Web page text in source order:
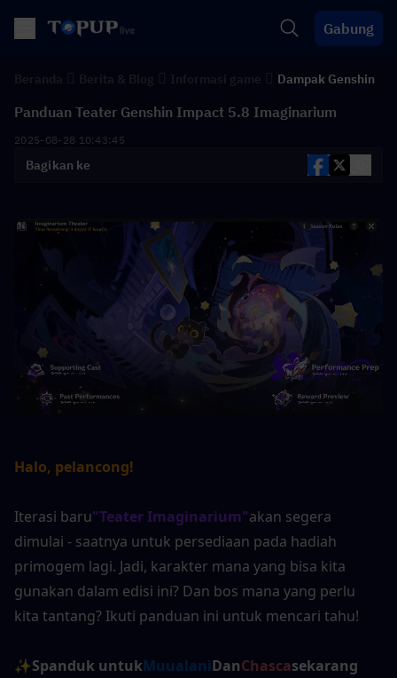
Gabung
Dampak Genshin
Panduan Teater Genshin Impact 5.8 Imaginarium
2025-08-28 10:43:45
Bagikan ke
Halo, pelancong!
Iterasi baru"Teater Imaginarium"akan segera
dimulai - saatnya untuk persediaan pada hadiah
primogem lagi. Jadi, karakter mana yang bisa kita
gunakan dalam edisi ini? Dan bos mana yang perlu
kita tantang? Ikuti panduan ini untuk mencari tahu!
✨Spanduk untukMuualaniDanChascasekarang